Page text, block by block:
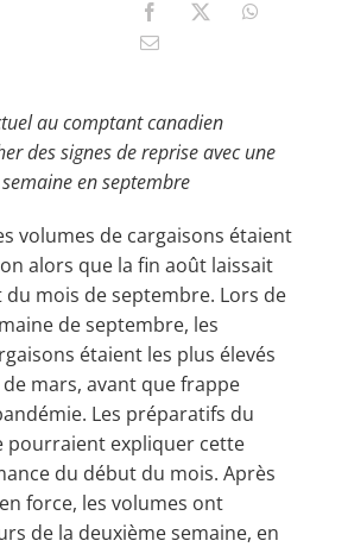
au comptant canadien
des signes de reprise avec une
en septembre
volumes de cargaisons étaient
alors que la fin août laissait
du mois de septembre. Lors de
de septembre, les
étaient les plus élevés
mars, avant que frappe
Les préparatifs du
pourraient expliquer cette
du début du mois. Après
force, les volumes ont
de la deuxième semaine, en